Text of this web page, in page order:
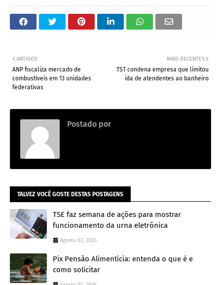
MAIS RECENTES
TST condena empresa que limitou
ida de atendentes ao banheiro
ANTIGOS
ANP fiscaliza mercado de
combustíveis em 13 unidades
federativas
Postado por
TALVEZ VOCÊ GOSTE DESTAS POSTAGENS
TSE faz semana de ações para mostrar
funcionamento da urna eletrônica
Agosto 03, 2026
Pix Pensão Alimentícia: entenda o que é e
como solicitar